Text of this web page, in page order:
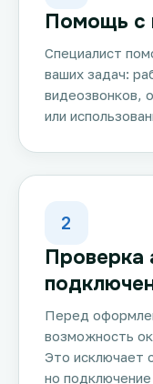
Помощь с
Специалист
ваших задач:
видеозвонков,
или
2
Проверка
Перед
возможность
Это исключает
но